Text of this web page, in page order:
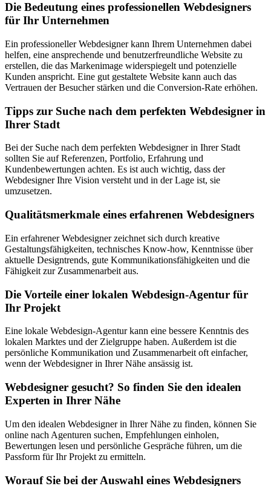
Die Bedeutung eines professionellen Webdesigners
für Ihr Unternehmen
Ein professioneller Webdesigner kann Ihrem Unternehmen dabei
helfen, eine ansprechende und benutzerfreundliche Website zu
erstellen, die das Markenimage widerspiegelt und potenzielle
Kunden anspricht. Eine gut gestaltete Website kann auch das
Vertrauen der Besucher stärken und die Conversion-Rate erhöhen.
Tipps zur Suche nach dem perfekten Webdesigner in
Ihrer Stadt
Bei der Suche nach dem perfekten Webdesigner in Ihrer Stadt
sollten Sie auf Referenzen, Portfolio, Erfahrung und
Kundenbewertungen achten. Es ist auch wichtig, dass der
Webdesigner Ihre Vision versteht und in der Lage ist, sie
umzusetzen.
Qualitätsmerkmale eines erfahrenen Webdesigners
Ein erfahrener Webdesigner zeichnet sich durch kreative
Gestaltungsfähigkeiten, technisches Know-how, Kenntnisse über
aktuelle Designtrends, gute Kommunikationsfähigkeiten und die
Fähigkeit zur Zusammenarbeit aus.
Die Vorteile einer lokalen Webdesign-Agentur für
Ihr Projekt
Eine lokale Webdesign-Agentur kann eine bessere Kenntnis des
lokalen Marktes und der Zielgruppe haben. Außerdem ist die
persönliche Kommunikation und Zusammenarbeit oft einfacher,
wenn der Webdesigner in Ihrer Nähe ansässig ist.
Webdesigner gesucht? So finden Sie den idealen
Experten in Ihrer Nähe
Um den idealen Webdesigner in Ihrer Nähe zu finden, können Sie
online nach Agenturen suchen, Empfehlungen einholen,
Bewertungen lesen und persönliche Gespräche führen, um die
Passform für Ihr Projekt zu ermitteln.
Worauf Sie bei der Auswahl eines Webdesigners